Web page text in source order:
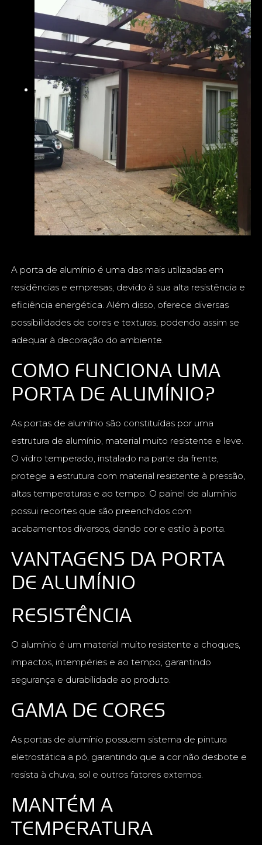
A porta de alumínio é uma das mais utilizadas em
residências e empresas, devido à sua alta resistência e
eficiência energética. Além disso, oferece diversas
possibilidades de cores e texturas, podendo assim se
adequar à decoração do ambiente.
COMO FUNCIONA UMA
PORTA DE ALUMÍNIO?
As portas de alumínio são constituídas por uma
estrutura de alumínio, material muito resistente e leve.
O vidro temperado, instalado na parte da frente,
protege a estrutura com material resistente à pressão,
altas temperaturas e ao tempo. O painel de alumínio
possui recortes que são preenchidos com
acabamentos diversos, dando cor e estilo à porta.
VANTAGENS DA PORTA
DE ALUMÍNIO
RESISTÊNCIA
O alumínio é um material muito resistente a choques,
impactos, intempéries e ao tempo, garantindo
segurança e durabilidade ao produto.
GAMA DE CORES
As portas de alumínio possuem sistema de pintura
eletrostática a pó, garantindo que a cor não desbote e
resista à chuva, sol e outros fatores externos.
MANTÉM A
TEMPERATURA